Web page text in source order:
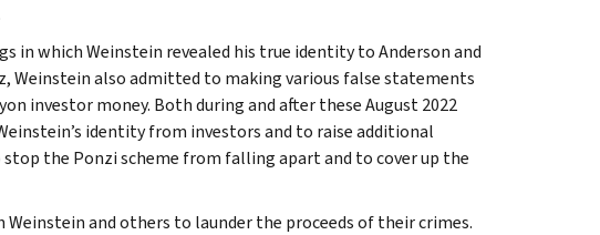
in which Weinstein revealed his true identity to Anderson and
Weinstein also admitted to making various false statements
investor money. Both during and after these August 2022
identity from investors and to raise additional
the Ponzi scheme from falling apart and to cover up the
and others to launder the proceeds of their crimes.